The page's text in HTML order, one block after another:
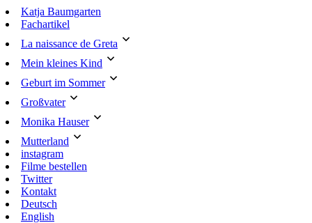
Skip
to
Katja Baumgarten
Fachartikel
La naissance de Greta
Mein kleines Kind
Geburt im Sommer
Großvater
Monika Hauser
Mutterland
instagram
Filme bestellen
Twitter
Kontakt
Deutsch
English